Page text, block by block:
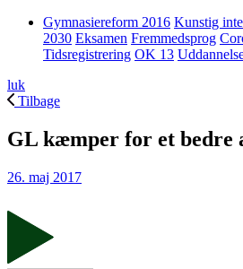
Gymnasiereform 2016 Kunstig
2030 Eksamen Fremmedsprog
Tidsregistrering OK 13
luk
Tilbage
GL kæmper for et bedre
26. maj 2017